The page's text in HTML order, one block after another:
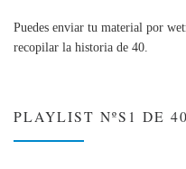
Puedes enviar tu material por
recopilar la historia de 40.
PLAYLIST NºS1 DE 40